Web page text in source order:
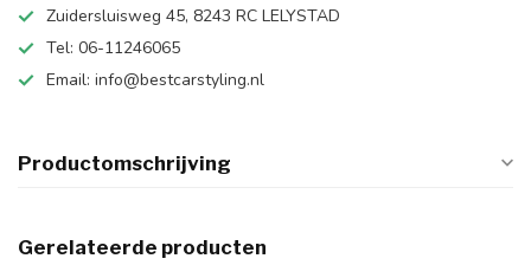
Zuidersluisweg 45, 8243 RC LELYSTAD
Tel: 06-11246065
Email: info@bestcarstyling.nl
Productomschrijving
Gerelateerde producten